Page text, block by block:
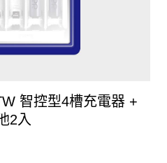
智控型4槽充電器 +
2入